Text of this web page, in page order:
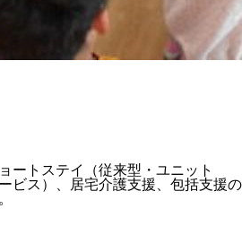
ートステイ（従来型・ユニット
ビス）、居宅介護支援、包括支援の